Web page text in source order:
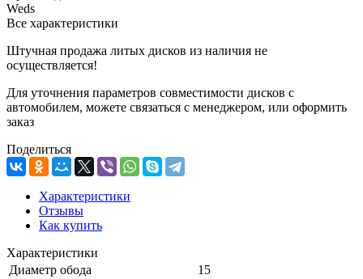
Weds
Все характеристики
Штучная продажа литых дисков из наличия не
осуществляется!
Для уточнения параметров совместимости дисков с
автомобилем, можете связаться с менеджером, или оформить
заказ
Поделиться
Характеристики
Отзывы
Как купить
Характеристики
Диаметр обода
15